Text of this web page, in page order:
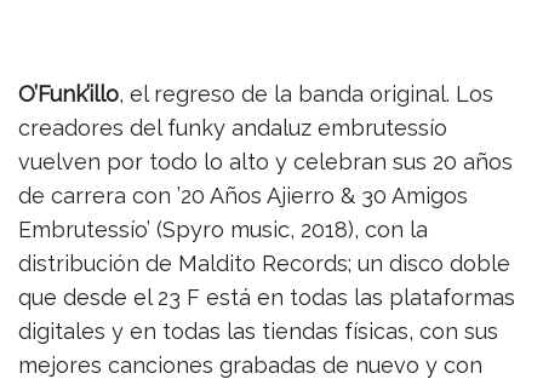
O’Funk’illo, el regreso de la banda original. Los
creadores del funky andaluz embrutessío
vuelven por todo lo alto y celebran sus 20 años
de carrera con ’20 Años Ajierro & 30 Amigos
Embrutessío’ (Spyro music, 2018), con la
distribución de Maldito Records; un disco doble
que desde el 23 F está en todas las plataformas
digitales y en todas las tiendas físicas, con sus
mejores canciones grabadas de nuevo y con